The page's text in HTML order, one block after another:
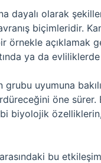
dayalı olarak
biçimleridir.
örnekle açıklamak
ya da
uyumuna
öne
biyolojik
bu